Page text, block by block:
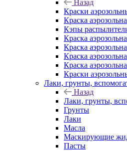
Назад
Краски
Краска
Кэпы
Краска
Краска
Краска
Краска
Краски
Лаки, грунты,
Назад
Лаки, грунты,
Грунты
Лаки
Масла
Маскирующие
Пасты